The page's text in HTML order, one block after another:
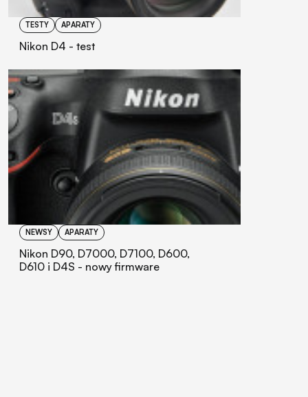
TESTY APARATY
Nikon D4 - test
NEWSY APARATY
Nikon D90, D7000, D7100, D600,
D610 i D4S - nowy firmware